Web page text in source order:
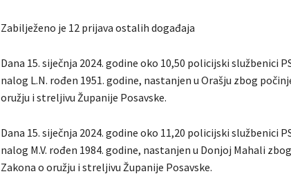
Zabilježeno je 12 prijava ostalih događaja
Dana 15. siječnja 2024. godine oko 10,50 policijski službenici
nalog L.N. rođen 1951. godine, nastanjen u Orašju zbog
oružju i streljivu Županije Posavske.
Dana 15. siječnja 2024. godine oko 11,20 policijski službenici
nalog M.V. rođen 1984. godine, nastanjen u Donjoj Mahali
Zakona o oružju i streljivu Županije Posavske.